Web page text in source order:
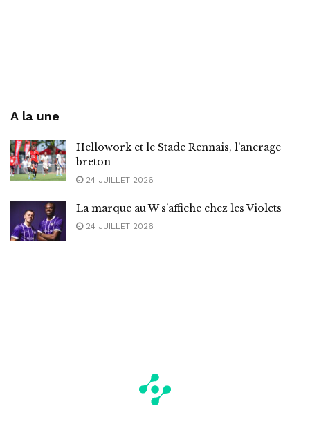
A la une
Hellowork et le Stade Rennais, l’ancrage
breton
24 JUILLET 2026
La marque au W s’affiche chez les Violets
24 JUILLET 2026